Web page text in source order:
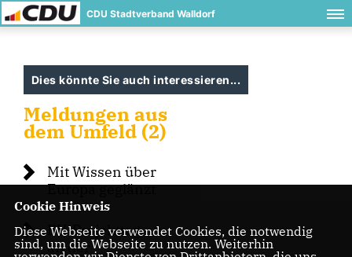
CDU Stadtverband Walldorf
Dies könnte Sie auch interessieren...
Meldungen aus
dem Umfeld (2)
Mit Wissen über
Europa geglänzt
EU-Projekttag
an der
Cookie Hinweis
Diese Webseite verwendet Cookies, die notwendig
sind, um die Webseite zu nutzen. Weiterhin